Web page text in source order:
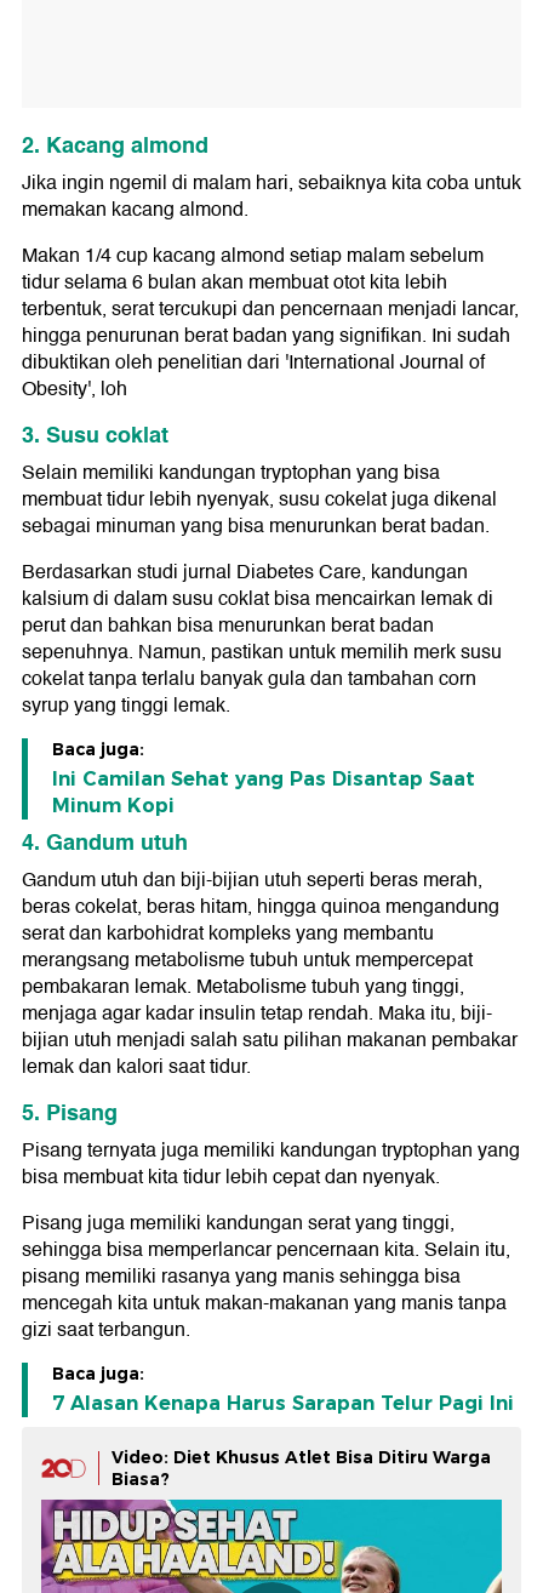
2. Kacang almond
Jika ingin ngemil di malam hari, sebaiknya kita coba untuk
memakan kacang almond.
Makan 1/4 cup kacang almond setiap malam sebelum
tidur selama 6 bulan akan membuat otot kita lebih
terbentuk, serat tercukupi dan pencernaan menjadi lancar,
hingga penurunan berat badan yang signifikan. Ini sudah
dibuktikan oleh penelitian dari 'International Journal of
Obesity', loh
3. Susu coklat
Selain memiliki kandungan tryptophan yang bisa
membuat tidur lebih nyenyak, susu cokelat juga dikenal
sebagai minuman yang bisa menurunkan berat badan.
Berdasarkan studi jurnal Diabetes Care, kandungan
kalsium di dalam susu coklat bisa mencairkan lemak di
perut dan bahkan bisa menurunkan berat badan
sepenuhnya. Namun, pastikan untuk memilih merk susu
cokelat tanpa terlalu banyak gula dan tambahan corn
syrup yang tinggi lemak.
Baca juga:
Ini Camilan Sehat yang Pas Disantap Saat
Minum Kopi
4. Gandum utuh
Gandum utuh dan biji-bijian utuh seperti beras merah,
beras cokelat, beras hitam, hingga quinoa mengandung
serat dan karbohidrat kompleks yang membantu
merangsang metabolisme tubuh untuk mempercepat
pembakaran lemak. Metabolisme tubuh yang tinggi,
menjaga agar kadar insulin tetap rendah. Maka itu, biji-
bijian utuh menjadi salah satu pilihan makanan pembakar
lemak dan kalori saat tidur.
5. Pisang
Pisang ternyata juga memiliki kandungan tryptophan yang
bisa membuat kita tidur lebih cepat dan nyenyak.
Pisang juga memiliki kandungan serat yang tinggi,
sehingga bisa memperlancar pencernaan kita. Selain itu,
pisang memiliki rasanya yang manis sehingga bisa
mencegah kita untuk makan-makanan yang manis tanpa
gizi saat terbangun.
Baca juga:
7 Alasan Kenapa Harus Sarapan Telur Pagi Ini
Video: Diet Khusus Atlet Bisa Ditiru Warga
Biasa?